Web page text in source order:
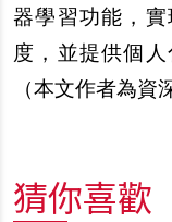
器學習功能，
度，並提供個人
（本文作者為資
猜你喜歡